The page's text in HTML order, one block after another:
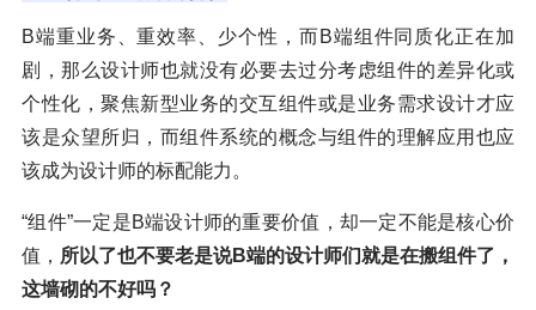
B端重业务、重效率、少个性，而B端组件同质化正在加
剧，那么设计师也就没有必要去过分考虑组件的差异化或
个性化，聚焦新型业务的交互组件或是业务需求设计才应
该是众望所归，而组件系统的概念与组件的理解应用也应
该成为设计师的标配能力。
“组件”一定是B端设计师的重要价值，却一定不能是核心价
值， 所以了也不要老是说B端的设计师们就是在搬组件了，
这墙砌的不好吗？